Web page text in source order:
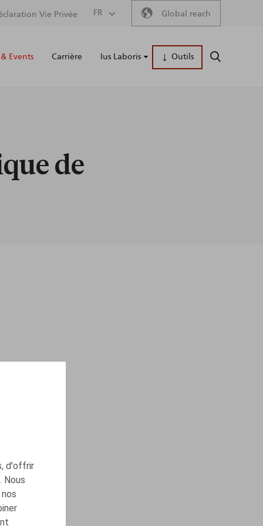
d'offrir
Nous
Secondary
menu
Vie Privée FR Global reach
Main
Events Carrière Ius Laboris Outils
de